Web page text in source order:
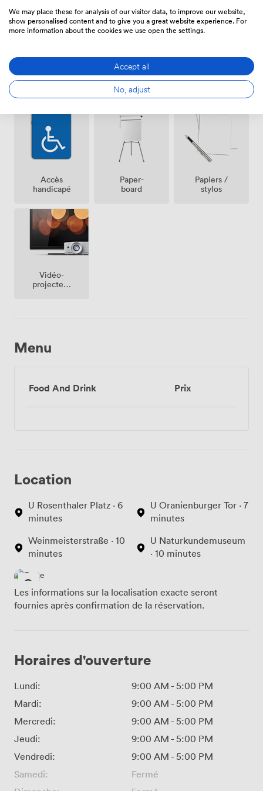
Kooperationen.
Wifi
Tableau
Accès
handicapé
Paper-
board
Papiers /
stylos
Vidéo-
projecteur
Menu
Food And Drink Prix
Location
U Rosenthaler Platz · 6
minutes
Weinmeisterstraße · 10
minutes
U Oranienburger Tor · 7
minutes
U Naturkundemuseum
· 10 minutes
Les informations sur la localisation exacte seront
fournies après confirmation de la réservation.
Horaires d'ouverture
Lundi: 9:00 AM - 5:00 PM
Mardi:
9:00 AM - 5:00 PM
Mercredi:
9:00 AM - 5:00 PM
Jeudi:
9:00 AM - 5:00 PM
Vendredi:
9:00 AM - 5:00 PM
Samedi:
Fermé
We may place these for analysis of our visitor data, to improve our website,
show personalised content and to give you a great website experience. For
more information about the cookies we use open the settings.
Accept all
No, adjust